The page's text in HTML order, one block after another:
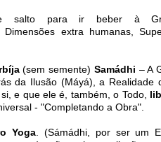
salto para ir beber à
extra humanas,
(sem semente) Samádhi – A
da Ilusão (Máyá), a Realidade
e que ele é, também, o Todo,
- "Completando a Obra".
Yoga . (Sámádhi, por ser um